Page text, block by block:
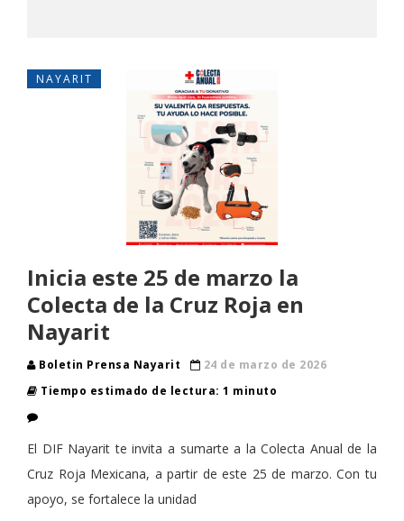
NAYARIT
Inicia este 25 de marzo la
Colecta de la Cruz Roja en
Nayarit
Boletin Prensa Nayarit
24 de marzo de 2026
Tiempo estimado de lectura: 1 minuto
El DIF Nayarit te invita a sumarte a la Colecta Anual de la
Cruz Roja Mexicana, a partir de este 25 de marzo. Con tu
apoyo, se fortalece la unidad